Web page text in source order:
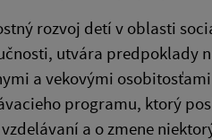
rozvoj detí v oblasti
utvára predpoklady
a vekovými
programu, ktorý
a o zmene